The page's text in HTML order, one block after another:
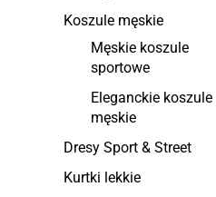
Koszule męskie
Męskie koszule
sportowe
Eleganckie koszule
męskie
Dresy Sport & Street
Kurtki lekkie